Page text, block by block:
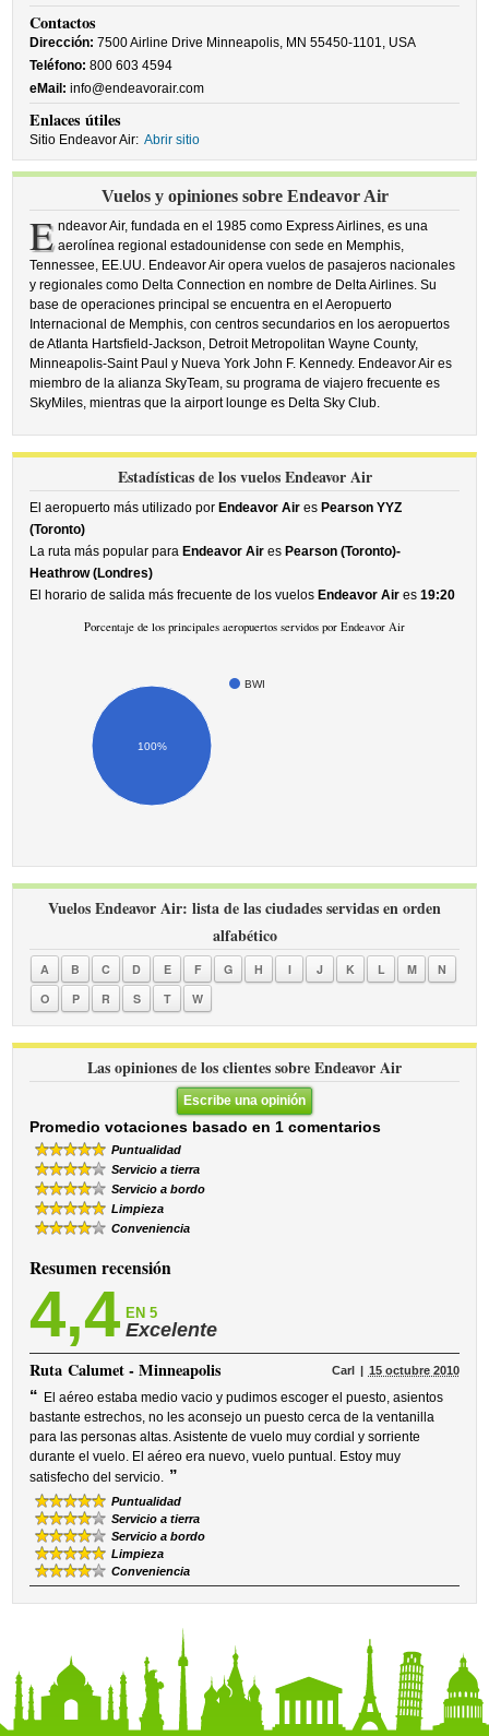
Contactos
Dirección: 7500 Airline Drive Minneapolis, MN 55450-1101, USA
Teléfono: 800 603 4594
eMail: info@endeavorair.com
Enlaces útiles
Sitio Endeavor Air: Abrir sitio
Vuelos y opiniones sobre Endeavor Air
E ndeavor Air, fundada en el 1985 como Express Airlines, es una
aerolínea regional estadounidense con sede en Memphis,
Tennessee, EE.UU. Endeavor Air opera vuelos de pasajeros nacionales
y regionales como Delta Connection en nombre de Delta Airlines. Su
base de operaciones principal se encuentra en el Aeropuerto
Internacional de Memphis, con centros secundarios en los aeropuertos
de Atlanta Hartsfield-Jackson, Detroit Metropolitan Wayne County,
Minneapolis-Saint Paul y Nueva York John F. Kennedy. Endeavor Air es
miembro de la alianza SkyTeam, su programa de viajero frecuente es
SkyMiles, mientras que la airport lounge es Delta Sky Club.
Estadísticas de los vuelos Endeavor Air
El aeropuerto más utilizado por Endeavor Air es Pearson YYZ
(Toronto)
La ruta más popular para Endeavor Air es Pearson (Toronto)-
Heathrow (Londres)
El horario de salida más frecuente de los vuelos Endeavor Air es19:20
Porcentaje de los principales aeropuertos servidos por Endeavor Air
BWI
100%
Vuelos Endeavor Air: lista de las ciudades servidas en orden
alfabético
A B C D E F G H I J K L M
N
O
P R S T W
Las opiniones de los clientes sobre Endeavor Air
Escribe una opinión
Promedio votaciones basado en 1 comentarios
Puntualidad
Servicio a tierra
Servicio a bordo
Limpieza
Conveniencia
Resumen recensión
4,4 EN 5
Excelente
RutaCalumet - Minneapolis Carl 15 octubre 2010
“ El aéreo estaba medio vacio y pudimos escoger el puesto, asientos
bastante estrechos, no les aconsejo un puesto cerca de la ventanilla
para las personas altas. Asistente de vuelo muy cordial y sorriente
durante el vuelo. El aéreo era nuevo, vuelo puntual. Estoy muy
satisfecho del servicio. ”
Puntualidad
Servicio a tierra
Servicio a bordo
Limpieza
Conveniencia